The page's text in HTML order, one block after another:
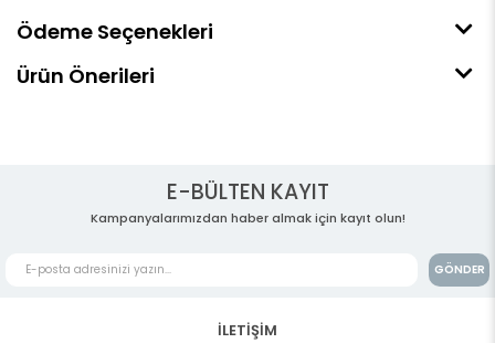
Ödeme Seçenekleri
Ürün Önerileri
E-BÜLTEN KAYIT
Kampanyalarımızdan haber almak için kayıt olun!
GÖNDER
İLETİŞİM